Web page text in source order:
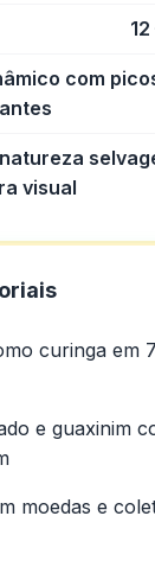
com
visual
curinga em
e guaxinim
moedas e